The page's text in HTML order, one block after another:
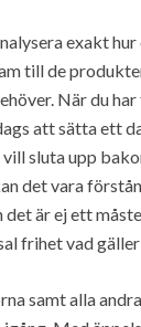
exakt
till de
När du
att sätta ett
sluta upp
det vara
det är ej ett
frihet vad
samt alla